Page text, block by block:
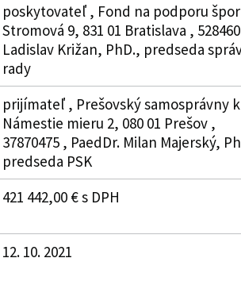
poskytovateľ , Fond na podporu
Stromová 9, 831 01 Bratislava ,
Ladislav Križan, PhD., predseda
rady
prijímateľ , Prešovský samosprávny
Námestie mieru 2, 080 01 Prešov ,
37870475 , PaedDr. Milan Majerský,
predseda PSK
421 442,00 € s DPH
12. 10. 2021